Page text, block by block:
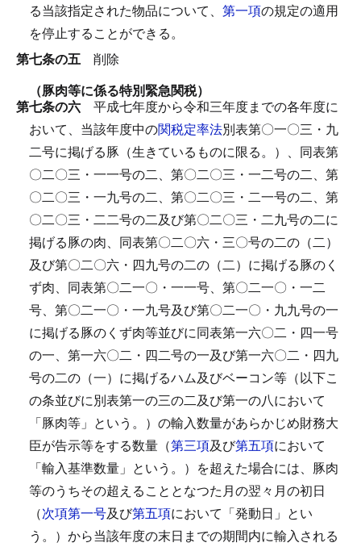
る当該指定された物品について、 第一項の規定の適用
を停止することができる。
第七条の五
削除
（豚肉等に係る特別緊急関税）
第七条の六
平成七年度から令和三年度までの各年度に
おいて、当該年度中の関税定率法別表第〇一〇三・九
二号に掲げる豚（生きているものに限る。）、同表第
〇二〇三・一一号の二、第〇二〇三・一二号の二、第
〇二〇三・一九号の二、第〇二〇三・二一号の二、第
〇二〇三・二二号の二及び第〇二〇三・二九号の二に
掲げる豚の肉、同表第〇二〇六・三〇号の二の（二）
及び第〇二〇六・四九号の二の（二）に掲げる豚のく
ず肉、同表第〇二一〇・一一号、第〇二一〇・一二
号、第〇二一〇・一九号及び第〇二一〇・九九号の一
に掲げる豚のくず肉等並びに同表第一六〇二・四一号
の一、第一六〇二・四二号の一及び第一六〇二・四九
号の二の（一）に掲げるハム及びベーコン等（以下こ
の条並びに別表第一の三の二及び第一の八において
「豚肉等」という。）の輸入数量があらかじめ財務大
臣が告示等をする数量（第三項及び第五項において
「輸入基準数量」という。）を超えた場合には、豚肉
等のうちその超えることとなつた月の翌々月の初日
（次項第一号及び第五項において「発動日」とい
う。）から当該年度の末日までの期間内に輸入される